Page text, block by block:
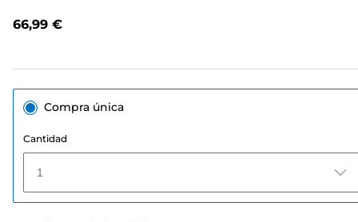
66,99 €
Compra única
Cantidad
1